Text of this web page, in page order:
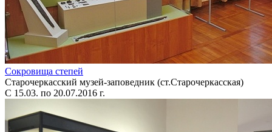
Сокровища степей
Старочеркасский музей-заповедник (ст.Старочеркасская)
С 15.03. по 20.07.2016 г.